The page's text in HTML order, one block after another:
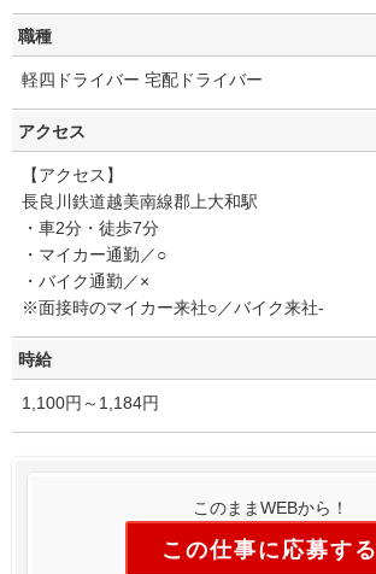
職種
軽四ドライバー 宅配ドライバー
アクセス
【アクセス】
長良川鉄道越美南線郡上大和駅
・車2分・徒歩7分
・マイカー通勤／○
・バイク通勤／×
※面接時のマイカー来社○／バイク来社-
時給
1,100円～1,184円
このままWEBから！
この仕事に応募する